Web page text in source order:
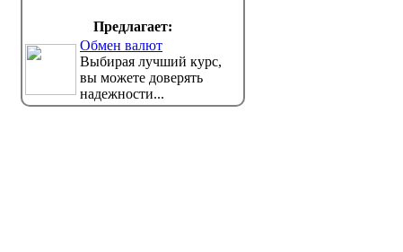
Предлагает:
Обмен валют
Выбирая лучший курс,
вы можете доверять
надежности...